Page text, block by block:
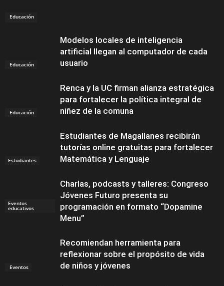
Educación
Educación
Educación
Modelos locales de inteligencia
artificial llegan al computador de cada
usuario
Educación
Renca y la UC firman alianza estratégica
para fortalecer la política integral de
niñez de la comuna
Estudiantes
Estudiantes de Magallanes recibirán
tutorías online gratuitas para fortalecer
Matemática y Lenguaje
Eventos
educativos
Charlas, podcasts y talleres: Congreso
Jóvenes Futuro presenta su
programación en formato “Dopamine
Menu”
Eventos
Recomiendan herramienta para
reflexionar sobre el propósito de vida
de niños y jóvenes